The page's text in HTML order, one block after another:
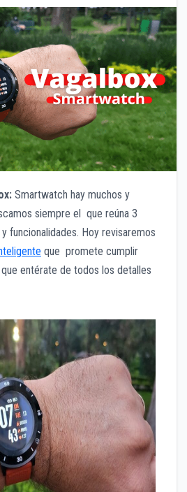
Smartwatch hay muchos y
siempre el que reúna 3
funcionalidades. Hoy revisaremos
que promete cumplir
entérate de todos los detalles